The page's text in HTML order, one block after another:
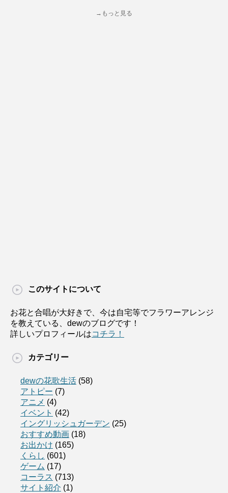
→もっと見る
このサイトについて
お花と合唱が大好きで、今は自宅等でフラワーアレンジ
を教えている、dewのブログです！
詳しいプロフィールはコチラ！
カテゴリー
dewの花歌生活 (58)
アトピー (7)
アニメ (4)
イベント (42)
イングリッシュガーデン (25)
おすすめ動画 (18)
お出かけ (165)
くらし (601)
ゲーム (17)
コーラス (713)
サイト紹介 (1)